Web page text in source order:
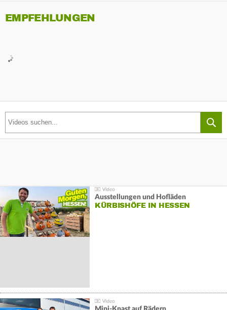
EMPFEHLUNGEN
Ausstellungen und Hofläden
KÜRBISHÖFE IN HESSEN